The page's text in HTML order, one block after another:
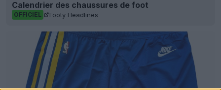
Calendrier des chaussures de foot
OFFICIEL Footy Headlines